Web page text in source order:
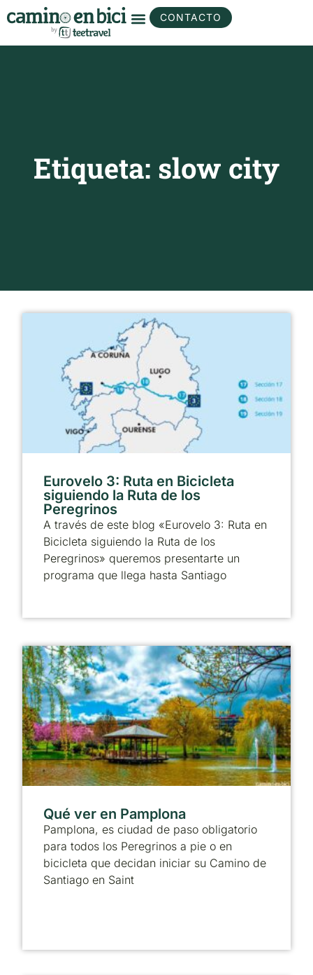
CONTACTO
Etiqueta: slow city
Eurovelo 3: Ruta en Bicicleta
siguiendo la Ruta de los
Peregrinos
A través de este blog «Eurovelo 3: Ruta en
Bicicleta siguiendo la Ruta de los
Peregrinos» queremos presentarte un
programa que llega hasta Santiago
Qué ver en Pamplona
Pamplona, es ciudad de paso obligatorio
para todos los Peregrinos a pie o en
bicicleta que decidan iniciar su Camino de
Santiago en Saint